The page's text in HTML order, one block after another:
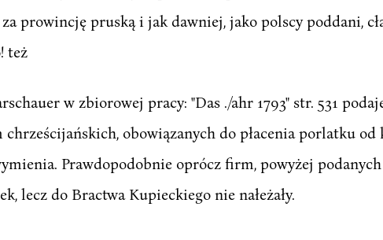
za prowincję pruską i jak dawniej, jako polscy poddani,
też
w zbiorowej pracy: "Das ./ahr 1793" str. 531
obowiązanych do płacenia porlatku od
Prawdopodobnie oprócz firm, powyżej
lecz do Bractwa Kupieckiego nie nałeżały.